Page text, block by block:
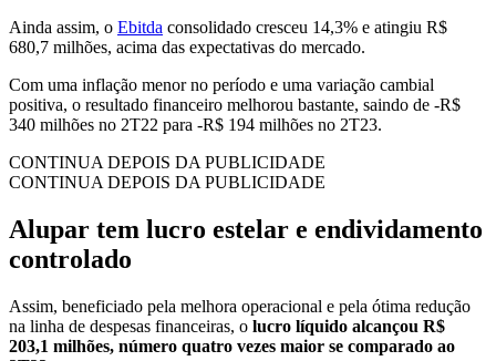
Ainda assim, o Ebitda consolidado cresceu 14,3% e atingiu R$
680,7 milhões, acima das expectativas do mercado.
Com uma inflação menor no período e uma variação cambial
positiva, o resultado financeiro melhorou bastante, saindo de -R$
340 milhões no 2T22 para -R$ 194 milhões no 2T23.
CONTINUA DEPOIS DA PUBLICIDADE
CONTINUA DEPOIS DA PUBLICIDADE
Alupar tem lucro estelar e endividamento
controlado
Assim, beneficiado pela melhora operacional e pela ótima redução
na linha de despesas financeiras, o lucro líquido alcançou R$
203,1 milhões, número quatro vezes maior se comparado ao